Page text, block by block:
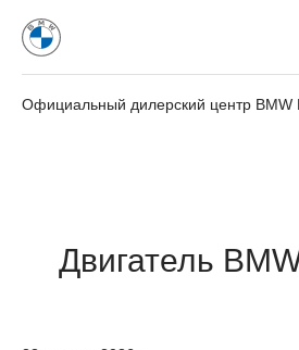
Официальный дилерский центр
Двигатель